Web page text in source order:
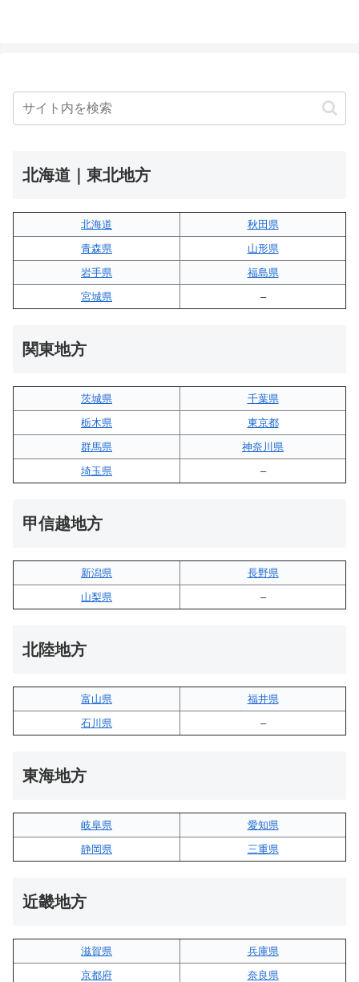
北海道｜東北地方
北海道
秋田県
青森県
山形県
岩手県
福島県
宮城県
–
関東地方
茨城県
千葉県
栃木県
東京都
群馬県
神奈川県
埼玉県
–
甲信越地方
新潟県
長野県
山梨県
–
北陸地方
富山県
福井県
石川県
–
東海地方
岐阜県
愛知県
静岡県
三重県
近畿地方
滋賀県
兵庫県
京都府
奈良県